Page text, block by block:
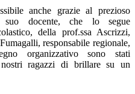
anche grazie al prezioso
docente, che lo segue
della prof.ssa Ascrizzi,
responsabile regionale,
organizzativo sono stati
ragazzi di brillare su un